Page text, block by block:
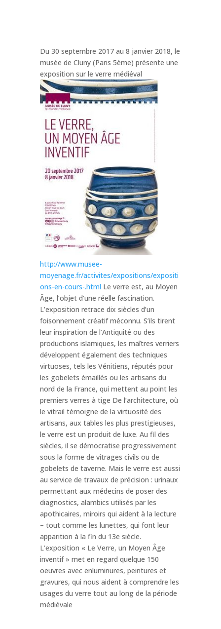
Du 30 septembre 2017 au 8 janvier 2018, le
musée de Cluny (Paris 5ème) présente une
exposition sur le verre médiéval
http://www.musee-
moyenage.fr/activites/expositions/expositi
ons-en-cours-.html Le verre est, au Moyen
Âge, l’objet d’une réelle fascination.
L’exposition retrace dix siècles d’un
foisonnement créatif méconnu. S’ils tirent
leur inspiration de l’Antiquité ou des
productions islamiques, les maîtres verriers
développent également des techniques
virtuoses, tels les Vénitiens, réputés pour
les gobelets émaillés ou les artisans du
nord de la France, qui mettent au point les
premiers verres à tige De l’architecture, où
le vitrail témoigne de la virtuosité des
artisans, aux tables les plus prestigieuses,
le verre est un produit de luxe. Au fil des
siècles, il se démocratise progressivement
sous la forme de vitrages civils ou de
gobelets de taverne. Mais le verre est aussi
au service de travaux de précision : urinaux
permettant aux médecins de poser des
diagnostics, alambics utilisés par les
apothicaires, miroirs qui aident à la lecture
– tout comme les lunettes, qui font leur
apparition à la fin du 13e siècle.
L’exposition « Le Verre, un Moyen Âge
inventif » met en regard quelque 150
oeuvres avec enluminures, peintures et
gravures, qui nous aident à comprendre les
usages du verre tout au long de la période
médiévale